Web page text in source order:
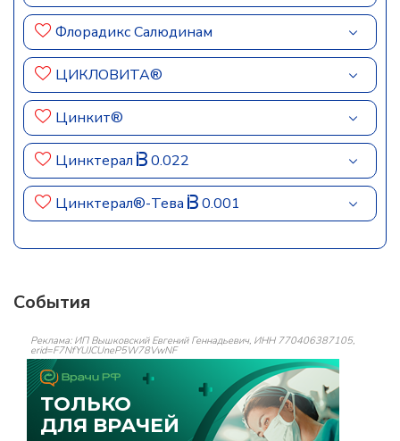
Флорадикс Салюдинам
ЦИКЛОВИТА®
Цинкит®
Цинктерал 0.022
Цинктерал®-Тева 0.001
События
Реклама: ИП Вышковский Евгений Геннадьевич, ИНН 770406387105,
erid=F7NfYUJCUneP5W78VwNF